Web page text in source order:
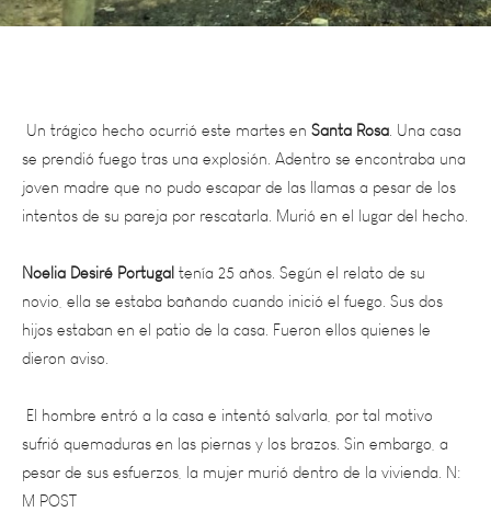
se prendió fuego tras una explosión. Adentro se encontraba una
joven madre que no pudo escapar de las llamas a pesar de los
intentos de su pareja por rescatarla. Murió en el lugar del hecho.
Noelia Desiré Portugaltenía 25 años. Según el relato de su
novio, ella se estaba bañando cuando inició el fuego. Sus dos
hijos estaban en el patio de la casa. Fueron ellos quienes le
dieron aviso.
El hombre entró a la casa e intentó salvarla, por tal motivo
sufrió quemaduras en las piernas y los brazos. Sin embargo, a
pesar de sus esfuerzos, la mujer murió dentro de la vivienda. N:
M POST